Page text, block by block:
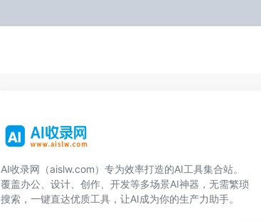
AI收录网（aislw.com）专为效率打造的AI工具集合站。
覆盖办公、设计、创作、开发等多场景AI神器，无需繁琐
搜索，一键直达优质工具，让AI成为你的生产力助手。